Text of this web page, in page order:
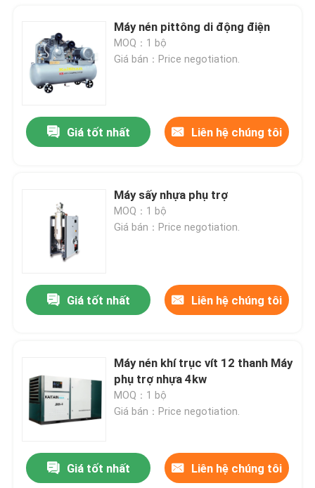
Máy nén pittông di động điện
MOQ：1 bộ
Giá bán：Price negotiation.
Giá tốt nhất Liên hệ chúng tôi
Máy sấy nhựa phụ trợ
MOQ：1 bộ
Giá bán：Price negotiation.
Giá tốt nhất Liên hệ chúng tôi
Máy nén khí trục vít 12 thanh Máy
phụ trợ nhựa 4kw
MOQ：1 bộ
Giá bán：Price negotiation.
Giá tốt nhất Liên hệ chúng tôi